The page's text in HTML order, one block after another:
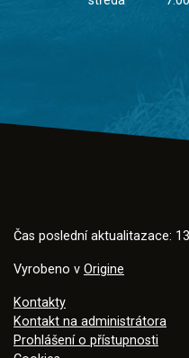
Čas poslední aktualitazace:
Vyrobeno v Origine
Kontakty
Kontakt na administrátora
Prohlášení o přístupnosti